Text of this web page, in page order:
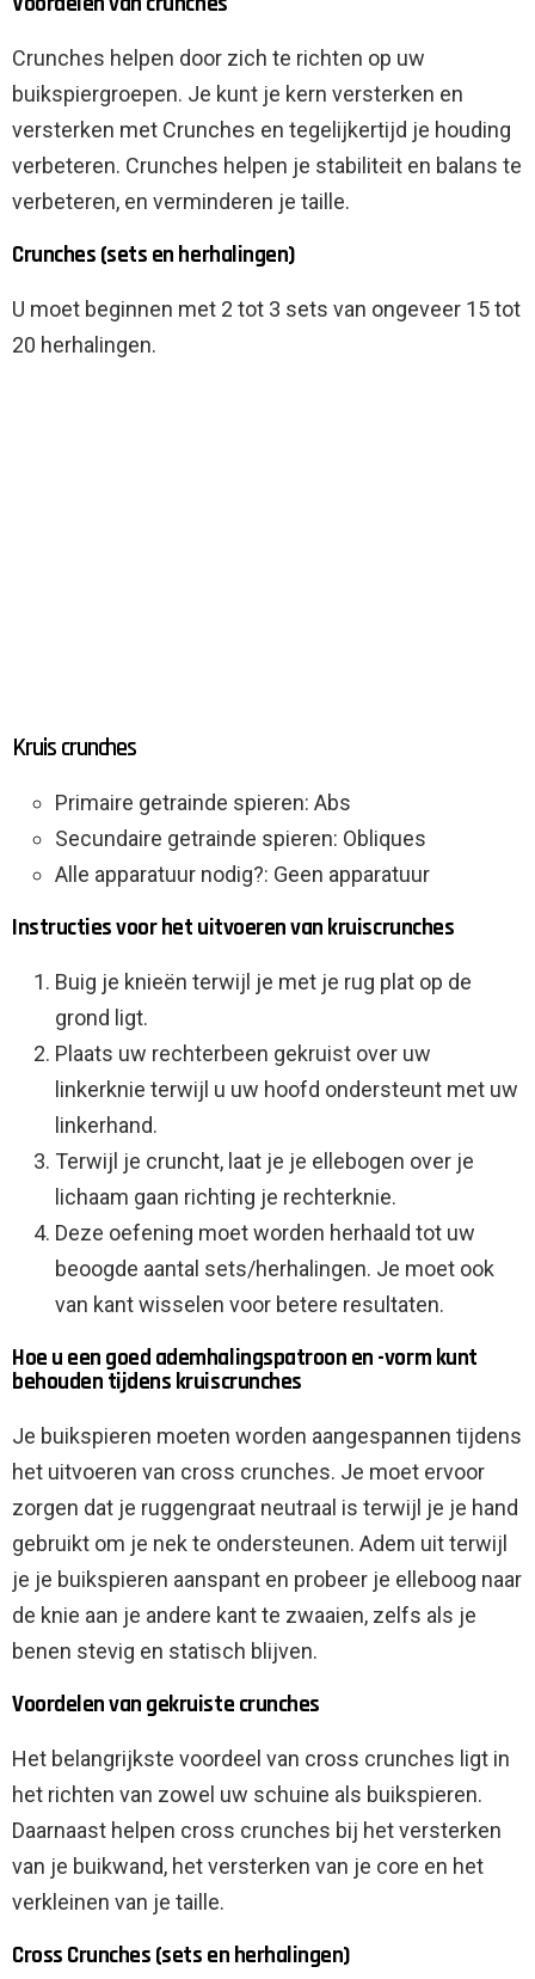
Crunches helpen door zich te richten op uw
buikspiergroepen. Je kunt je kern versterken en
versterken met Crunches en tegelijkertijd je houding
verbeteren. Crunches helpen je stabiliteit en balans te
verbeteren, en verminderen je taille.
Crunches (sets en herhalingen)
U moet beginnen met 2 tot 3 sets van ongeveer 15 tot
20 herhalingen.
Kruis crunches
Primaire getrainde spieren: Abs
Secundaire getrainde spieren: Obliques
Alle apparatuur nodig?: Geen apparatuur
Instructies voor het uitvoeren van kruiscrunches
Buig je knieën terwijl je met je rug plat op de
grond ligt.
Plaats uw rechterbeen gekruist over uw
linkerknie terwijl u uw hoofd ondersteunt met uw
linkerhand.
Terwijl je cruncht, laat je je ellebogen over je
lichaam gaan richting je rechterknie.
Deze oefening moet worden herhaald tot uw
beoogde aantal sets/herhalingen. Je moet ook
van kant wisselen voor betere resultaten.
Hoe u een goed ademhalingspatroon en -vorm kunt
behouden tijdens kruiscrunches
Je buikspieren moeten worden aangespannen tijdens
het uitvoeren van cross crunches. Je moet ervoor
zorgen dat je ruggengraat neutraal is terwijl je je hand
gebruikt om je nek te ondersteunen. Adem uit terwijl
je je buikspieren aanspant en probeer je elleboog naar
de knie aan je andere kant te zwaaien, zelfs als je
benen stevig en statisch blijven.
Voordelen van gekruiste crunches
Het belangrijkste voordeel van cross crunches ligt in
het richten van zowel uw schuine als buikspieren.
Daarnaast helpen cross crunches bij het versterken
van je buikwand, het versterken van je core en het
verkleinen van je taille.
Cross Crunches (sets en herhalingen)